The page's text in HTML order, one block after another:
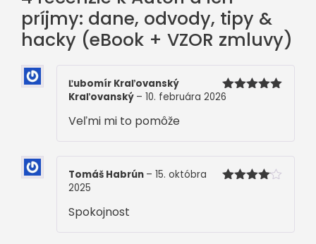
hacky
(eBook
+
zmluvy)
príjmy: dane, odvody, tipy &
hacky (eBook + VZOR zmluvy)
Hodnotenie
Ľubomír Kraľovanský
Kraľovanský – 10. februára 2026
Veľmi mi to pomôže
Tomáš Habrún – 15. októbra
2025
Spokojnost